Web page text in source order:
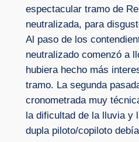
espectacular tramo de
neutralizada, para
Al paso de los
neutralizado comenzó a
hubiera hecho más
tramo. La segunda
cronometrada muy
la dificultad de la lluvia y
dupla piloto/copiloto